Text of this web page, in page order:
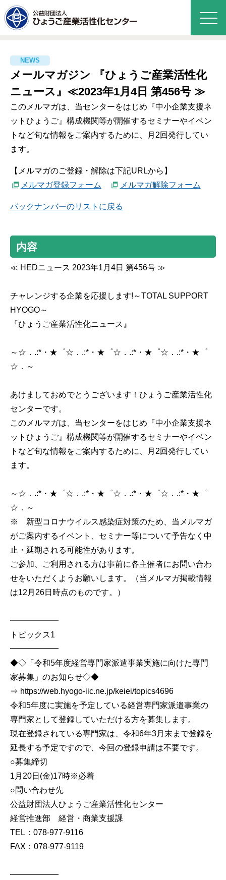
メールマガジン 『ひょうご産業活性化
ニュース』≪2023年1月4日 第456号 ≫
このメルマガは、当センターをはじめ『中小企業支援ネ
ットひょうご』構成機関等が開催するセミナーやイベン
トなど旬な情報をご案内するために、月2回発行してい
ます。
【メルマガのご登録・解除は下記URLから】
メルマガ登録フォーム
メルマガ解除フォーム
バックナンバーのリストに戻る
内容
≪ HEDニュース 2023年1月4日 第456号 ≫
チャレンジする企業を応援します!～TOTAL SUPPORT
HYOGO～
『ひょうご産業活性化ニュース』
～☆．.:*・★゜☆．.:*・★゜☆．.:*・★゜☆．.:*・★゜
☆．～
あけましておめでとうございます！ひょうご産業活性化
センターです。
このメルマガは、当センターをはじめ『中小企業支援ネ
ットひょうご』構成機関等が開催するセミナーやイベン
トなど旬な情報をご案内するために、月2回発行してい
ます。
～☆．.:*・★゜☆．.:*・★゜☆．.:*・★゜☆．.:*・★゜
☆．～
※ 新型コロナウイルス感染症対策のため、当メルマガ
がご案内するイベント、セミナー等について予告なく中
止・延期される可能性があります。
ご参加、ご利用される方は事前に各主催者にお問い合わ
せをいただくようお願いします。（当メルマガ掲載情報
は12月26日時点のものです。）
━━━━━━
トピックス1
━━━━━━
◆◇「令和5年度経営専門家派遣事業実施に向けた専門
家募集」のお知らせ◇◆
⇒ https://web.hyogo-iic.ne.jp/keiei/topics4696
令和5年度に実施を予定している経営専門家派遣事業の
専門家として登録していただける方を募集します。
現在登録されている専門家は、令和6年3月末まで登録を
延長する予定ですので、今回の登録申請は不要です。
○募集締切
1月20日(金)17時※必着
○問い合わせ先
公益財団法人ひょうご産業活性化センター
経営推進部 経営・商業支援課
TEL：078-977-9116
FAX：078-977-9119
━━━━━━